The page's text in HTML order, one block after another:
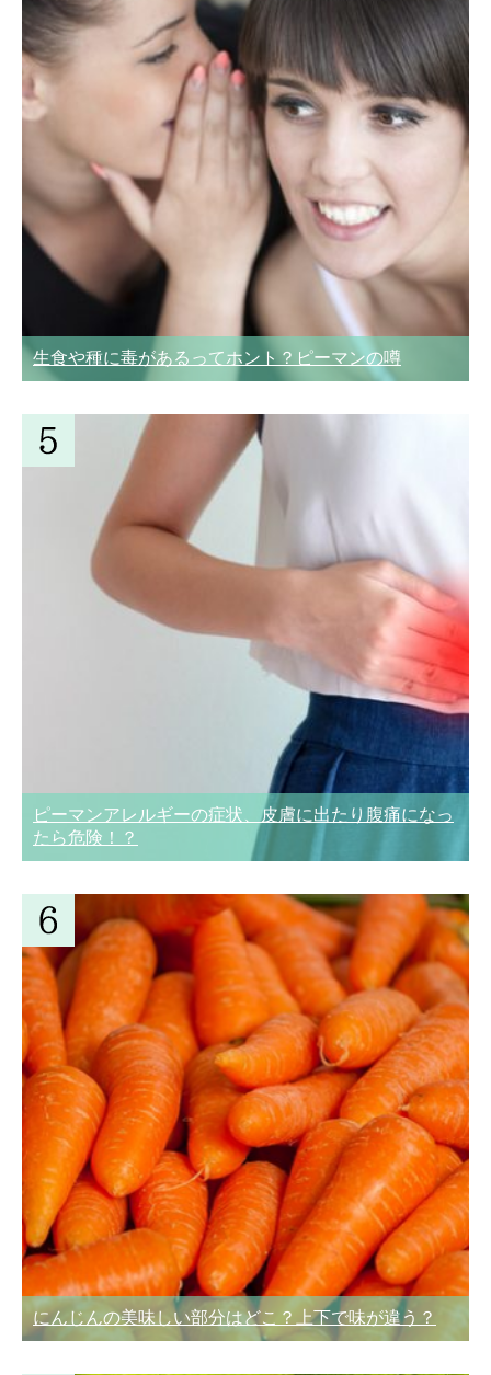
生食や種に毒があるってホント？ピーマンの噂
ピーマンアレルギーの症状、皮膚に出たり腹痛になっ
たら危険！？
にんじんの美味しい部分はどこ？上下で味が違う？